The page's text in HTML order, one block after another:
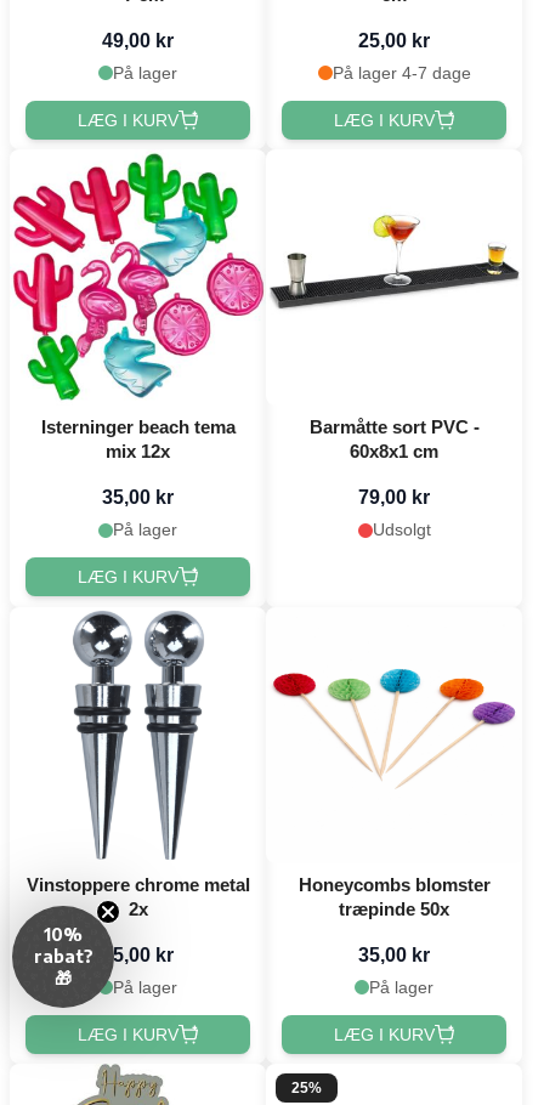
49,00 kr
På lager
LÆG I KURV
25,00 kr
På lager 4-7 dage
LÆG I KURV
Isterninger beach tema
mix 12x
35,00 kr
På lager
LÆG I KURV
Barmåtte sort PVC -
60x8x1 cm
79,00 kr
Udsolgt
Vinstoppere chrome metal
2x
35,00 kr
På lager
LÆG I KURV
Honeycombs blomster
træpinde 50x
35,00 kr
På lager
LÆG I KURV
25%
10%
rabat?
🎁